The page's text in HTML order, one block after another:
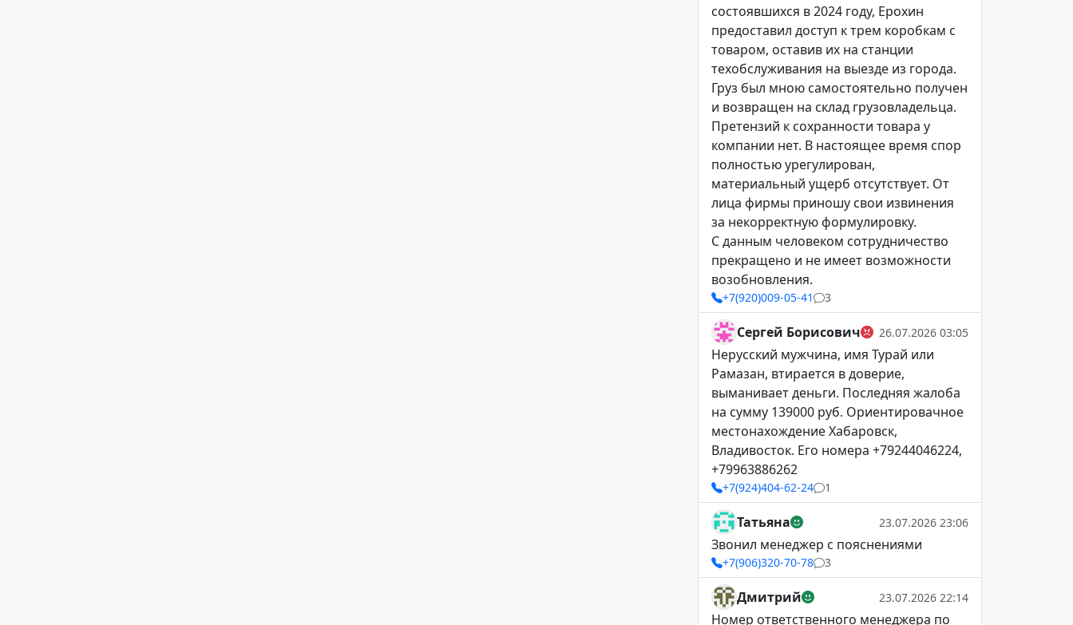
состоявшихся в 2024 году, Ерохин
предоставил доступ к трем коробкам с
товаром, оставив их на станции
техобслуживания на выезде из города.
Груз был мною самостоятельно получен
и возвращен на склад грузовладельца.
Претензий к сохранности товара у
компании нет. В настоящее время спор
полностью урегулирован,
материальный ущерб отсутствует. От
лица фирмы приношу свои извинения
за некорректную формулировку.
С данным человеком сотрудничество
прекращено и не имеет возможности
возобновления.
+7(920)009-05-41 3
Сергей Борисович 26.07.2026 03:05
Нерусский мужчина, имя Турай или
Рамазан, втирается в доверие,
выманивает деньги. Последняя жалоба
на сумму 139000 руб. Ориентировачное
местонахождение Хабаровск,
Владивосток. Его номера +79244046224,
+79963886262
+7(924)404-62-24 1
Татьяна 23.07.2026 23:06
Звонил менеджер с пояснениями
+7(906)320-70-78 3
Дмитрий 23.07.2026 22:14
Номер ответственного менеджера по